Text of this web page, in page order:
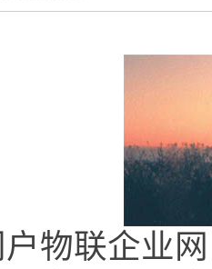
物联企业网